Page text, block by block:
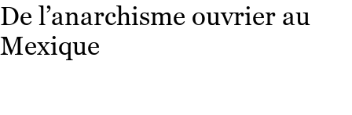
De l’anarchisme ouvrier au
Mexique